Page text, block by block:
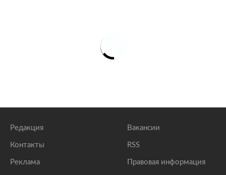
Редакция
Контакты
Реклама
Вакансии
RSS
Правовая информация